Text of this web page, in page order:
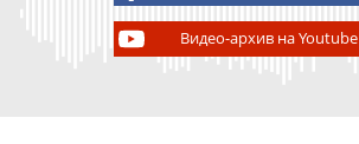
Видео-архив на Youtube